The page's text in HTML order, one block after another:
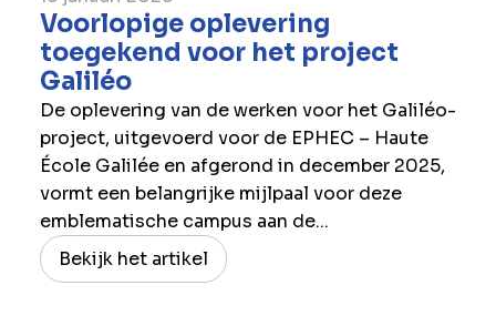
Voorlopige oplevering
toegekend voor het project
Galiléo
De oplevering van de werken voor het Galiléo-
project, uitgevoerd voor de EPHEC – Haute
École Galilée en afgerond in december 2025,
vormt een belangrijke mijlpaal voor deze
emblematische campus aan de...
Bekijk het artikel